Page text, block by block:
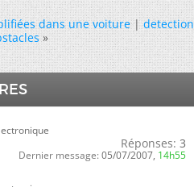
dans une voiture|detection
»
Réponses: 3
Dernier message: 05/07/2007, 14h55